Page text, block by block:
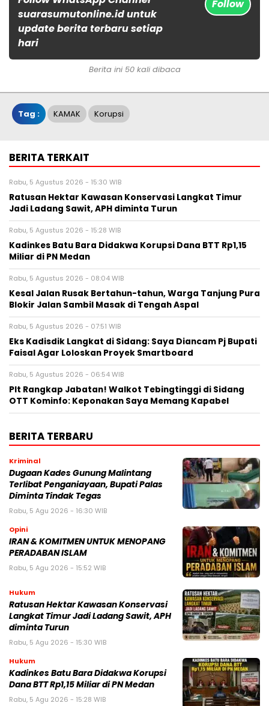
suarasumutonline.id untuk
update berita terbaru setiap
hari
Follow
Berita ini 50 kali dibaca
Tag : KAMAK Korupsi
BERITA TERKAIT
Rabu, 5 Agustus 2026 - 15:30 WIB
Ratusan Hektar Kawasan Konservasi Langkat Timur
Jadi Ladang Sawit, APH diminta Turun
Rabu, 5 Agustus 2026 - 15:28 WIB
Kadinkes Batu Bara Didakwa Korupsi Dana BTT Rp1,15
Miliar di PN Medan
Rabu, 5 Agustus 2026 - 08:04 WIB
Kesal Jalan Rusak Bertahun-tahun, Warga Tanjung Pura
Blokir Jalan Sambil Masak di Tengah Aspal
Rabu, 5 Agustus 2026 - 07:51 WIB
Eks Kadisdik Langkat di Sidang: Saya Diancam Pj Bupati
Faisal Agar Loloskan Proyek Smartboard
Rabu, 5 Agustus 2026 - 06:54 WIB
Plt Rangkap Jabatan! Walkot Tebingtinggi di Sidang
OTT Kominfo: Keponakan Saya Memang Kapabel
BERITA TERBARU
Kriminal
Dugaan Kades Gunung Malintang
Terlibat Penganiayaan, Bupati Palas
Diminta Tindak Tegas
Rabu, 5 Agu 2026 - 16:30 WIB
Opini
IRAN & KOMITMEN UNTUK MENOPANG
PERADABAN ISLAM
Rabu, 5 Agu 2026 - 15:52 WIB
Hukum
Ratusan Hektar Kawasan Konservasi
Langkat Timur Jadi Ladang Sawit, APH
diminta Turun
Rabu, 5 Agu 2026 - 15:30 WIB
Hukum
Kadinkes Batu Bara Didakwa Korupsi
Dana BTT Rp1,15 Miliar di PN Medan
Rabu, 5 Agu 2026 - 15:28 WIB